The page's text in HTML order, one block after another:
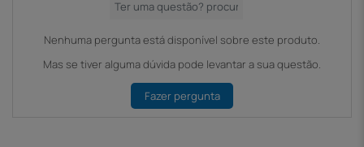
Nenhuma pergunta está disponível sobre este produto.
Mas se tiver alguma dúvida pode levantar a sua questão.
Fazer pergunta